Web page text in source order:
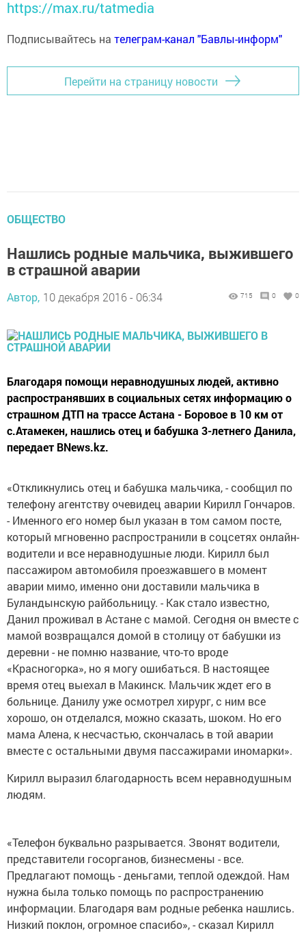
https://max.ru/tatmedia
Подписывайтесь на телеграм-канал "Бавлы-информ"
Перейти на страницу новости
ОБЩЕСТВО
Нашлись родные мальчика, выжившего
в страшной аварии
Автор, 10 декабря 2016 - 06:34 715 0 0
Благодаря помощи неравнодушных людей, активно
распространявших в социальных сетях информацию о
страшном ДТП на трассе Астана - Боровое в 10 км от
с.Атамекен, нашлись отец и бабушка 3-летнего Данила,
передает BNews.kz.
«Откликнулись отец и бабушка мальчика, - сообщил по
телефону агентству очевидец аварии Кирилл Гончаров.
- Именного его номер был указан в том самом посте,
который мгновенно распространили в соцсетях онлайн-
водители и все неравнодушные люди. Кирилл был
пассажиром автомобиля проезжавшего в момент
аварии мимо, именно они доставили мальчика в
Буландынскую райбольницу. - Как стало известно,
Данил проживал в Астане с мамой. Сегодня он вместе с
мамой возвращался домой в столицу от бабушки из
деревни - не помню название, что-то вроде
«Красногорка», но я могу ошибаться. В настоящее
время отец выехал в Макинск. Мальчик ждет его в
больнице. Данилу уже осмотрел хирург, с ним все
хорошо, он отделался, можно сказать, шоком. Но его
мама Алена, к несчастью, скончалась в той аварии
вместе с остальными двумя пассажирами иномарки».
Кирилл выразил благодарность всем неравнодушным
людям.
«Телефон буквально разрывается. Звонят водители,
представители госорганов, бизнесмены - все.
Предлагают помощь - деньгами, теплой одеждой. Нам
нужна была только помощь по распространению
информации. Благодаря вам родные ребенка нашлись.
Низкий поклон, огромное спасибо», - сказал Кирилл